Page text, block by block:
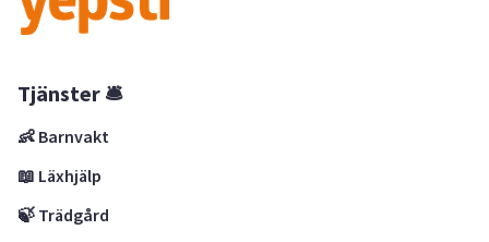
Tjänster 🛎
👶 Barnvakt
📖 Läxhjälp
🍃 Trädgård